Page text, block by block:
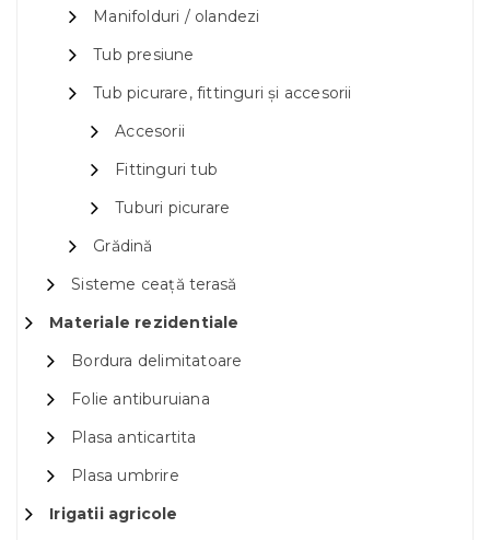
Manifolduri / olandezi
Tub presiune
Tub picurare, fittinguri și accesorii
Accesorii
Fittinguri tub
Tuburi picurare
Grădină
Sisteme ceață terasă
Materiale rezidentiale
Bordura delimitatoare
Folie antiburuiana
Plasa anticartita
Plasa umbrire
Irigatii agricole